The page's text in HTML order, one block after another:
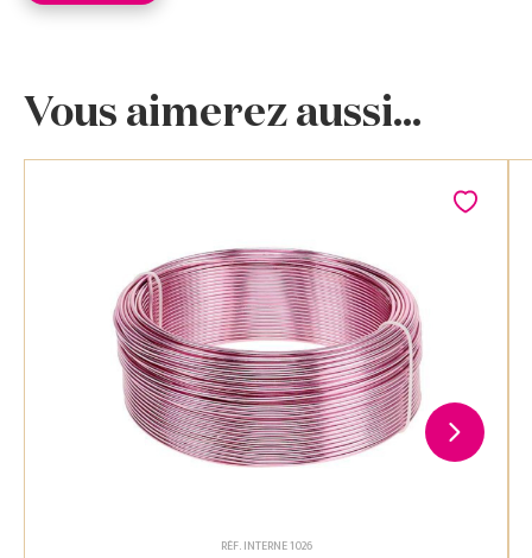
Vous aimerez aussi...
RÉF. INTERNE 1026